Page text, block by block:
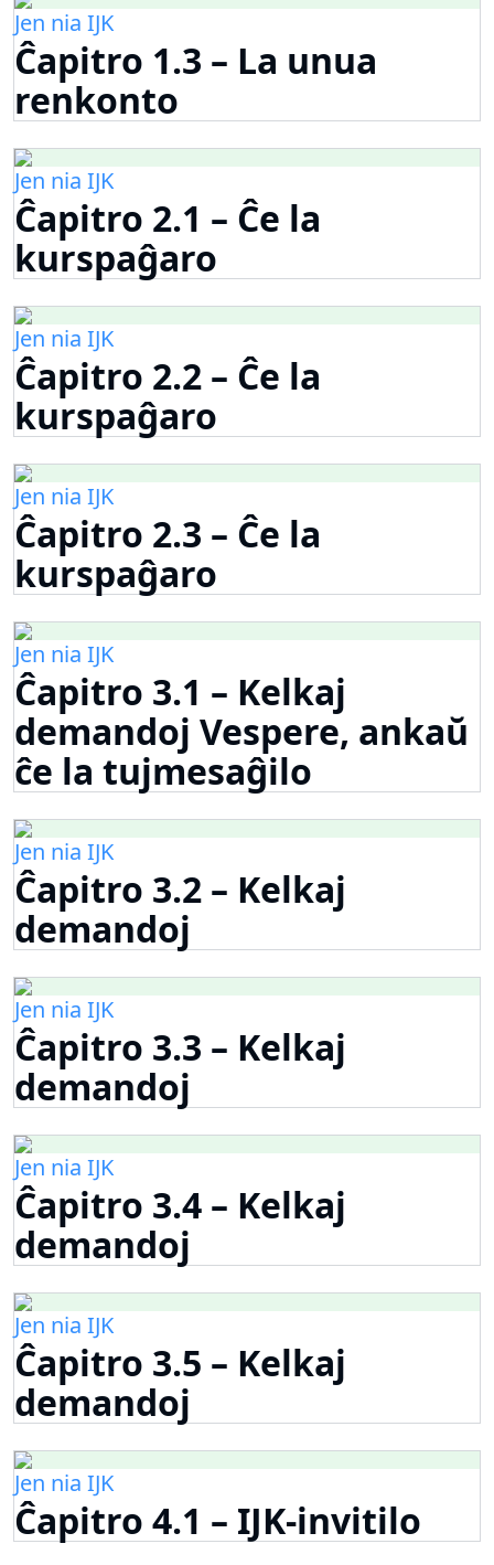
Jen nia IJK
Ĉapitro 1.3 – La unua
renkonto
Jen nia IJK
Ĉapitro 2.1 – Ĉe la
kurspaĝaro
Jen nia IJK
Ĉapitro 2.2 – Ĉe la
kurspaĝaro
Jen nia IJK
Ĉapitro 2.3 – Ĉe la
kurspaĝaro
Jen nia IJK
Ĉapitro 3.1 – Kelkaj
demandoj Vespere, ankaŭ
ĉe la tujmesaĝilo
Jen nia IJK
Ĉapitro 3.2 – Kelkaj
demandoj
Jen nia IJK
Ĉapitro 3.3 – Kelkaj
demandoj
Jen nia IJK
Ĉapitro 3.4 – Kelkaj
demandoj
Jen nia IJK
Ĉapitro 3.5 – Kelkaj
demandoj
Jen nia IJK
Ĉapitro 4.1 – IJK-invitilo